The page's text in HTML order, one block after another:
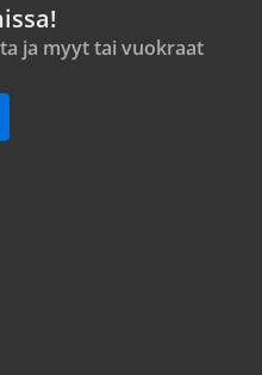
ja myyt tai vuokraat